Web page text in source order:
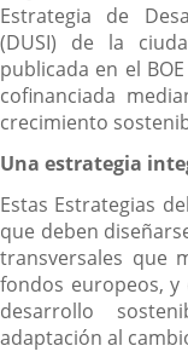
Estrategia de
(DUSI) de la
publicada en el
cofinanciada
crecimiento
Una estrategia
Estas Estrategias
que deben
transversales que
fondos europeos,
desarrollo
adaptación al